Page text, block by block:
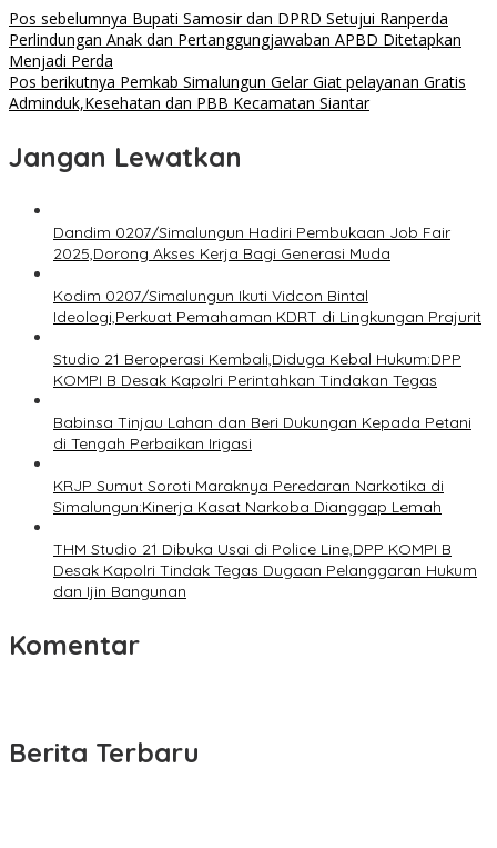
Pos sebelumnya Bupati Samosir dan DPRD Setujui Ranperda
Perlindungan Anak dan Pertanggungjawaban APBD Ditetapkan
Menjadi Perda
Pos berikutnya Pemkab Simalungun Gelar Giat pelayanan Gratis
Adminduk,Kesehatan dan PBB Kecamatan Siantar
Jangan Lewatkan
Dandim 0207/Simalungun Hadiri Pembukaan Job Fair
2025,Dorong Akses Kerja Bagi Generasi Muda
Kodim 0207/Simalungun Ikuti Vidcon Bintal
Ideologi,Perkuat Pemahaman KDRT di Lingkungan Prajurit
Studio 21 Beroperasi Kembali,Diduga Kebal Hukum:DPP
KOMPI B Desak Kapolri Perintahkan Tindakan Tegas
Babinsa Tinjau Lahan dan Beri Dukungan Kepada Petani
di Tengah Perbaikan Irigasi
KRJP Sumut Soroti Maraknya Peredaran Narkotika di
Simalungun:Kinerja Kasat Narkoba Dianggap Lemah
THM Studio 21 Dibuka Usai di Police Line,DPP KOMPI B
Desak Kapolri Tindak Tegas Dugaan Pelanggaran Hukum
dan Ijin Bangunan
Komentar
Berita Terbaru